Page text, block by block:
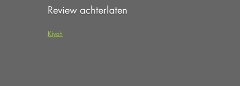
Review achterlaten
Kiyoh